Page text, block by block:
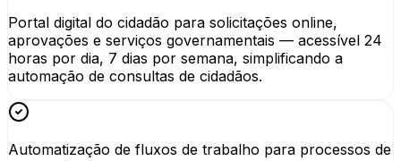
Portal digital do cidadão para solicitações online,
aprovações e serviços governamentais — acessível 24
horas por dia, 7 dias por semana, simplificando a
automação de consultas de cidadãos.
Automatização de fluxos de trabalho para processos de